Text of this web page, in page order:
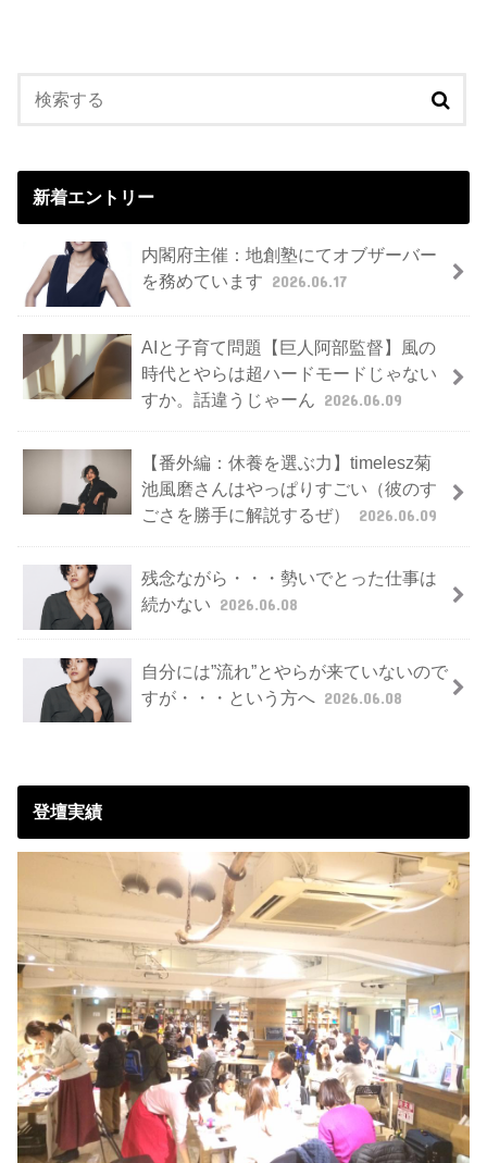
新着エントリー
内閣府主催：地創塾にてオブザーバー
を務めています 2026.06.17
AIと子育て問題【巨人阿部監督】風の
時代とやらは超ハードモードじゃない
すか。話違うじゃーん 2026.06.09
【番外編：休養を選ぶ力】timelesz菊
池風磨さんはやっぱりすごい（彼のす
ごさを勝手に解説するぜ）
2026.06.09
残念ながら・・・勢いでとった仕事は
続かない 2026.06.08
自分には”流れ”とやらが来ていないので
すが・・・という方へ 2026.06.08
登壇実績